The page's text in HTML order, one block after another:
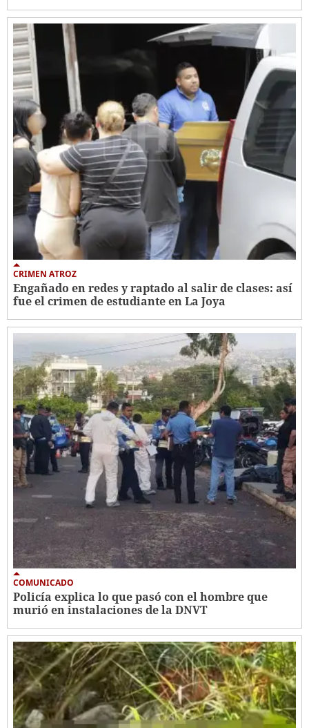
CRIMEN ATROZ
Engañado en redes y raptado al salir de clases: así
fue el crimen de estudiante en La Joya
COMUNICADO
Policía explica lo que pasó con el hombre que
murió en instalaciones de la DNVT